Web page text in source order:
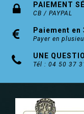
PAIEMENT
CB / PAYPAL
Paiement en
Payer en
UNE
Tél : 04 50 37